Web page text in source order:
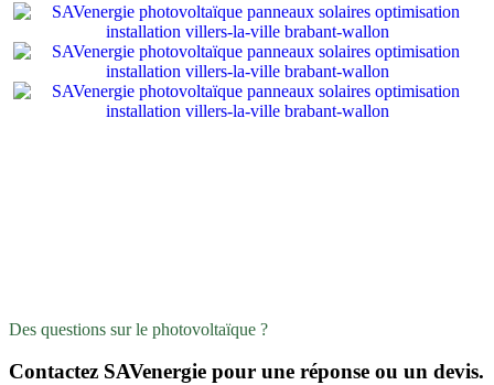
Des questions sur le photovoltaïque ?
Contactez SAVenergie pour une réponse ou un devis.